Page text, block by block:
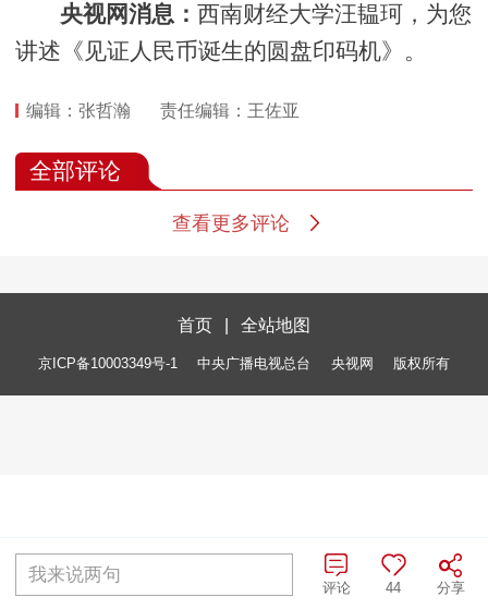
央视网消息： 西南财经大学汪韫珂，为您
讲述《见证人民币诞生的圆盘印码机》。
编辑：张哲瀚 责任编辑：王佐亚
全部评论
查看更多评论
首页 全站地图
京ICP备10003349号-1 中央广播电视总台 央视网 版权所有
我来说两句
分享
44
评论